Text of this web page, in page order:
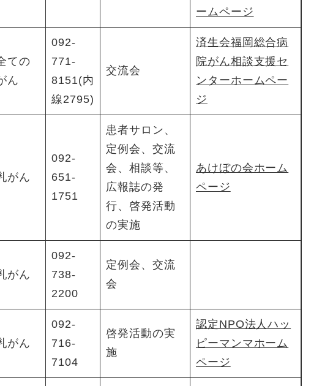
ームページ
ての
ん
092-
771-
8151(内
線2795)
交流会
済生会福岡総合病
院がん相談支援セ
ンターホームペー
ジ
がん
092-
651-
1751
患者サロン、
定例会、交流
会、相談等、
広報誌の発
行、啓発活動
の実施
あけぼの会ホーム
ページ
がん
092-
738-
2200
定例会、交流
会
がん
092-
716-
7104
啓発活動の実
施
認定NPO法人ハッ
ピーマンマホーム
ページ